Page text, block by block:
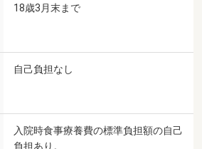
18歳3月末まで
自己負担なし
入院時食事療養費の標準負担額の自己
負担あり。